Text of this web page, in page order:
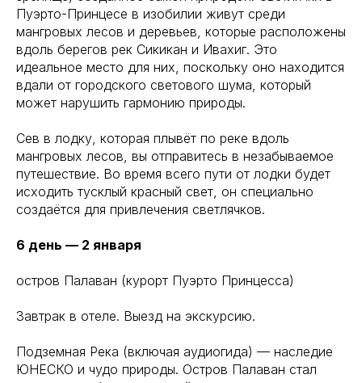
Пуэрто-Принцесе в изобилии живут среди
мангровых лесов и деревьев, которые расположены
вдоль берегов рек Сикикан и Ивахиг. Это
идеальное место для них, поскольку оно находится
вдали от городского светового шума, который
может нарушить гармонию природы.
Сев в лодку, которая плывёт по реке вдоль
мангровых лесов, вы отправитесь в незабываемое
путешествие. Во время всего пути от лодки будет
исходить тусклый красный свет, он специально
создаётся для привлечения светлячков.
6 день — 2 января
остров Палаван (курорт Пуэрто Принцесса)
Завтрак в отеле. Выезд на экскурсию.
Подземная Река (включая аудиогида) — наследие
ЮНЕСКО и чудо природы. Остров Палаван стал